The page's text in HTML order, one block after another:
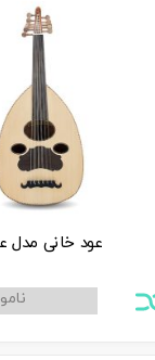
عود خانی مدل